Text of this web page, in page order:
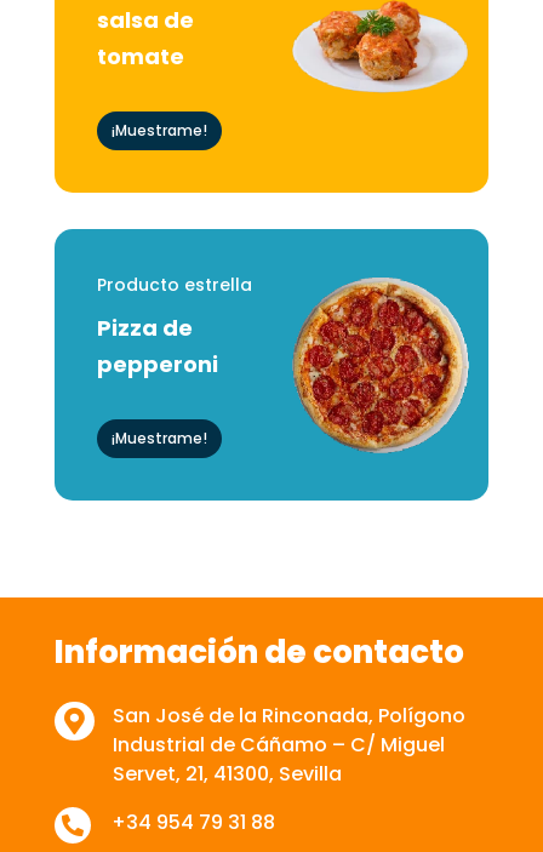
salsa de
tomate
¡Muestrame!
Producto estrella
Pizza de
pepperoni
¡Muestrame!
Información de contacto

San José de la Rinconada, Polígono
Industrial de Cáñamo – C/ Miguel
Servet, 21, 41300, Sevilla
 +34 954 79 31 88